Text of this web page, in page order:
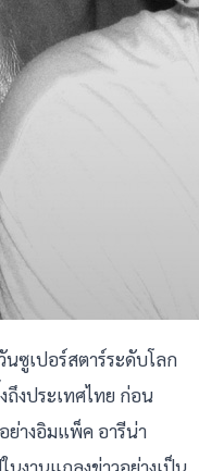
นซูเปอร์สตาร์ระดับโลก
ถึงประเทศไทย ก่อน
ย่างอิมแพ็ค อารีน่า